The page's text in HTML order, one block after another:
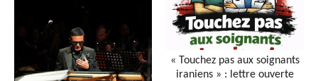
« Touchez pas aux soignants
iraniens » : lettre ouverte